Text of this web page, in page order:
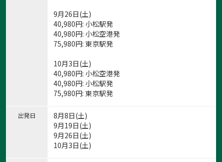
9月26日(土)
40,980円: 小松駅発
40,980円: 小松空港発
75,980円: 東京駅発
10月3日(土)
40,980円: 小松空港発
40,980円: 小松駅発
75,980円: 東京駅発
出発日
8月8日(土)
9月19日(土)
9月26日(土)
10月3日(土)